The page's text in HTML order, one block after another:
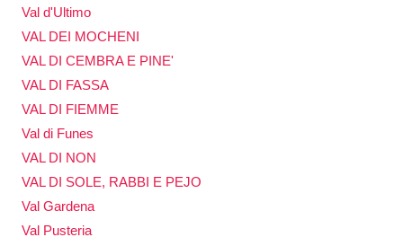
Val d'Ultimo
VAL DEI MOCHENI
VAL DI CEMBRA E PINE'
VAL DI FASSA
VAL DI FIEMME
Val di Funes
VAL DI NON
VAL DI SOLE, RABBI E PEJO
Val Gardena
Val Pusteria